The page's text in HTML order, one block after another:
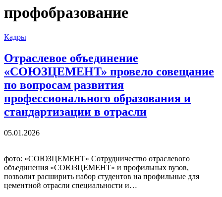
профобразование
Кадры
Отраслевое объединение
«СОЮЗЦЕМЕНТ» провело совещание
по вопросам развития
профессионального образования и
стандартизации в отрасли
05.01.2026
фото: «СОЮЗЦЕМЕНТ» Сотрудничество отраслевого
объединения «СОЮЗЦЕМЕНТ» и профильных вузов,
позволит расширить набор студентов на профильные для
цементной отрасли специальности и…